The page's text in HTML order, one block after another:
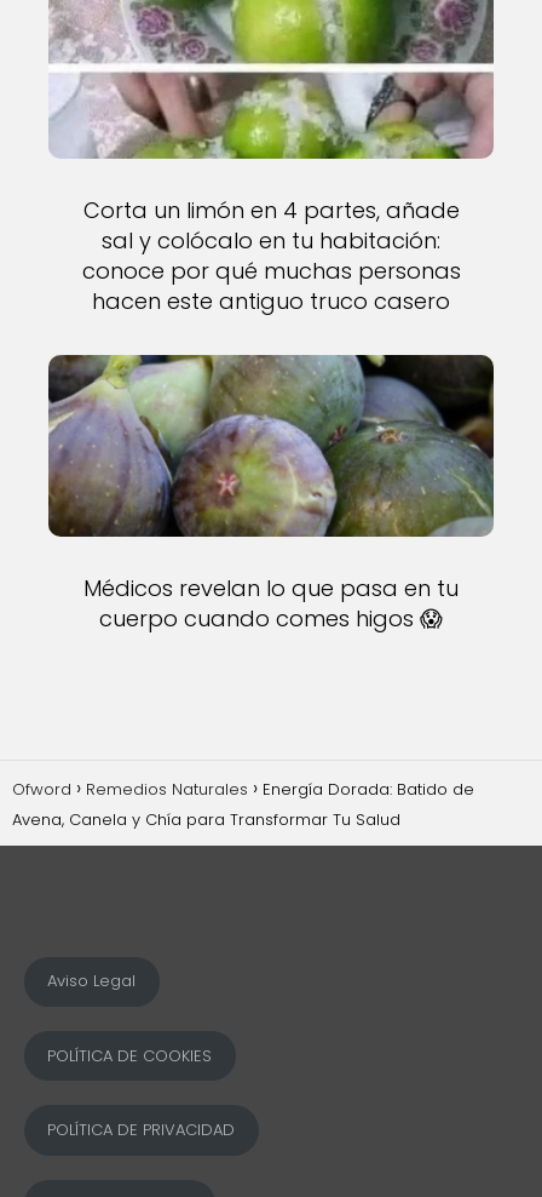
Corta un limón en 4 partes, añade
sal y colócalo en tu habitación:
conoce por qué muchas personas
hacen este antiguo truco casero
Médicos revelan lo que pasa en tu
cuerpo cuando comes higos 😱
Ofword Remedios Naturales
Energía Dorada: Batido de
Avena, Canela y Chía para Transformar Tu Salud
Aviso Legal
POLÍTICA DE COOKIES
POLÍTICA DE PRIVACIDAD